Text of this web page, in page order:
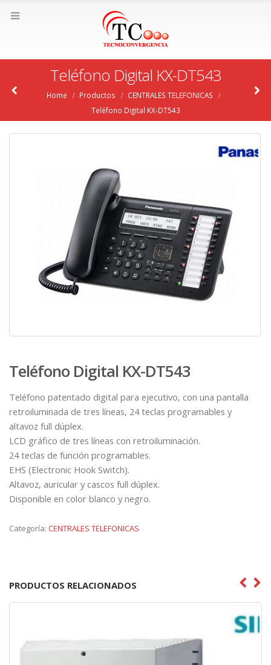
Teléfono Digital KX-DT543
Home Productos
CENTRALES TELEFONICAS
Teléfono Digital KX-DT543
Teléfono Digital KX-DT543
Teléfono patentado digital para ejecutivo, con una pantalla
retroiluminada de tres líneas, 24 teclas programables y
altavoz full dúplex.
LCD gráfico de tres líneas con retroiluminación.
24 teclas de función programables.
EHS (Electronic Hook Switch).
Altavoz, auricular y cascos full dúplex.
Disponible en color blanco y negro.
Categoría: CENTRALES TELEFONICAS
PRODUCTOS RELACIONADOS